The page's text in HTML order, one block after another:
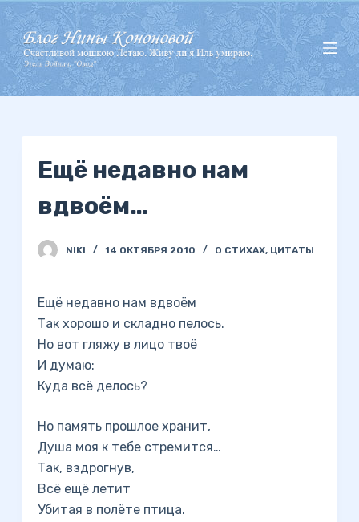
П
е
р
е
й
Ещё недавно нам
вдвоём…
NIKI 14 ОКТЯБРЯ 2010 О СТИХАХ, ЦИТАТЫ
Ещё недавно нам вдвоём
Так хорошо и складно пелось.
Но вот гляжу в лицо твоё
И думаю:
Куда всё делось?
Но память прошлое хранит,
Душа моя к тебе стремится…
Так, вздрогнув,
Всё ещё летит
Убитая в полёте птица.